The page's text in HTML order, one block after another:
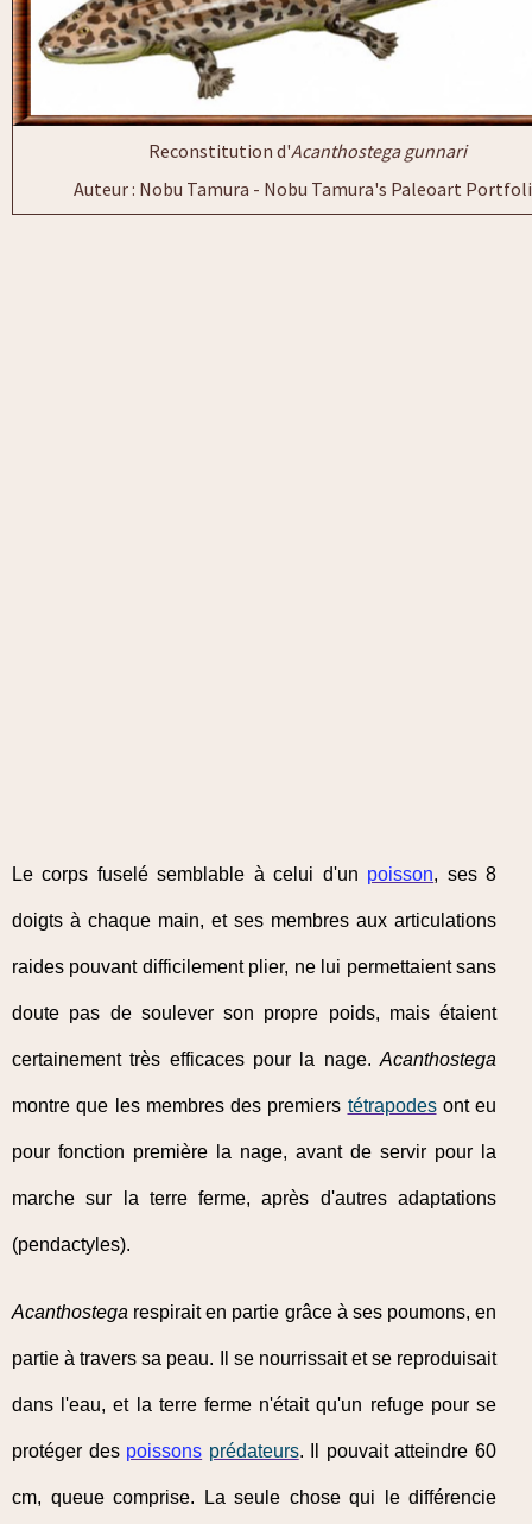
Reconstitution d'Acanthostega gunnari
Auteur : Nobu Tamura - Nobu Tamura's Paleoart
Le corps fuselé semblable à celui d'un poisson, ses 8
doigts à chaque main, et ses membres aux articulations
raides pouvant difficilement plier, ne lui permettaient sans
doute pas de soulever son propre poids, mais étaient
certainement très efficaces pour la nage. Acanthostega
montre que les membres des premiers tétrapodesont eu
pour fonction première la nage, avant de servir pour la
marche sur la terre ferme, après d'autres adaptations
(pendactyles).
Acanthostega respirait en partie grâce à ses poumons, en
partie à travers sa peau. Il se nourrissait et se reproduisait
dans l'eau, et la terre ferme n'était qu'un refuge pour se
protéger des poissons prédateurs. Il pouvait atteindre 60
cm, queue comprise. La seule chose qui le différencie